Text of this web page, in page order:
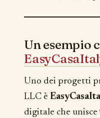
Un esempio
Uno dei progetti
LLC è
digitale che unisce